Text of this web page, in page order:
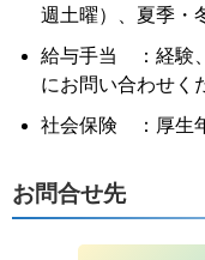
週土曜）、夏季・
給与手当 ：経験
にお問い合わせく
社会保険 ：厚生
お問合せ先